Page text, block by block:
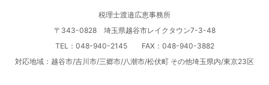
税理士渡邉広恵事務所
〒343-0828 埼玉県越谷市レイクタウン7-3-48
TEL：048-940-2145 FAX：048-940-3882
対応地域：越谷市/吉川市/三郷市/八潮市/松伏町 その他埼玉県内/東京23区